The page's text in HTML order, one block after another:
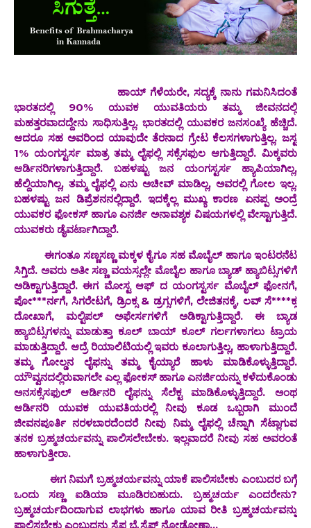
ಹಾಯ್ ಗೆಳೆಯರೇ, ಸದ್ಯಕ್ಕೆ ನಾನು ಗಮನಿಸಿದಂತೆ
ಭಾರತದಲ್ಲಿ 90% ಯುವಕ ಯುವತಿಯರು ತಮ್ಮ ಜೀವನದಲ್ಲಿ
ಮಹತ್ತರವಾದದ್ದೇನು ಸಾಧಿಸುತ್ತಿಲ್ಲ. ಭಾರತದಲ್ಲಿ ಯುವಕರ ಜನಸಂಖ್ಯೆ ಹೆಚ್ಚಿದೆ.
ಆದರೂ ಸಹ ಅವರಿಂದ ಯಾವುದೇ ತೆರನಾದ ಗ್ರೇಟ ಕೆಲಸಗಳಾಗುತ್ತಿಲ್ಲ. ಜಸ್ಟ
1% ಯಂಗಸ್ಟರ್ಸ ಮಾತ್ರ ತಮ್ಮ ಲೈಫಲ್ಲಿ ಸಕ್ಸೆಸಫುಲ ಆಗುತ್ತಿದ್ದಾರೆ. ಮಿಕ್ಕವರು
ಆರ್ಡಿನರಿಗಳಾಗುತ್ತಿದ್ದಾರೆ. ಬಹಳಷ್ಟು ಜನ ಯಂಗಸ್ಟರ್ಸ ಹ್ಯಾಪಿಯಾಗಿಲ್ಲ,
ಹೆಲ್ದಿಯಾಗಿಲ್ಲ, ತಮ್ಮ ಲೈಫಲ್ಲಿ ಏನು‌ ಅಚೀವ್ ಮಾಡಿಲ್ಲ, ಅವರಲ್ಲಿ ಗೋಲ ಇಲ್ಲ.
ಬಹಳಷ್ಟು ಜನ ಡಿಪ್ರೆಶನನಲ್ಲಿದ್ದಾರೆ. ಇದಕ್ಕೆಲ್ಲ ಮುಖ್ಯ ಕಾರಣ ಏನಪ್ಪ ಅಂದ್ರೆ
ಯುವಕರ ಫೋಕಸ್ ಹಾಗೂ ಎನರ್ಜಿ ಅನಾವಶ್ಯಕ ವಿಷಯಗಳಲ್ಲಿ ವೇಸ್ಟಾಗುತ್ತಿದೆ.
ಯುವಕರು ಡೈವರ್ಟಾಗಿದ್ದಾರೆ.
ಈಗಂತೂ ಸಣ್ಣಸಣ್ಣ ಮಕ್ಕಳ ಕೈಗೂ ಸಹ ಮೊಬೈಲ್ ಹಾಗೂ ಇಂಟರನೆಟ
ಸಿಗ್ತಿದೆ. ಅವರು ಅತೀ ಸಣ್ಣ ವಯಸ್ಸಲ್ಲೇ ಮೊಬೈಲ ಹಾಗೂ ಬ್ಯಾಡ್ ಹ್ಯಾಬಿಟ್ಸಗಳಿಗೆ
ಅಡಿಕ್ಟಾಗುತ್ತಿದ್ದಾರೆ. ಈಗ ಮೋಸ್ಟ ಆಫ್ ದ ಯಂಗಸ್ಟರ್ಸ ಮೊಬೈಲ್ ಫೋನಗೆ,
ಪೋ***ರ್ನಗೆ, ಸಿಗರೇಟಗೆ, ಡ್ರಿಂಕ್ಸ & ಡ್ರಗ್ಸಗಳಿಗೆ, ಲೇಜಿತನಕ್ಕೆ, ಲವ್ ಸೆ****ಕ್ಸ
ದೋಖಾಗೆ, ಮಲ್ಟಿಪಲ್ ಅಫೇರ್ಸಗಳಿಗೆ ಅಡಿಕ್ಟಾಗುತ್ತಿದ್ದಾರೆ.‌ ಈ ಬ್ಯಾಡ
ಹ್ಯಾಬಿಟ್ಸಗಳನ್ನು ಮಾಡುತ್ತಾ ಕೂಲ್ ಬಾಯ್ ಕೂಲ್ ಗರ್ಲಗಳಾಗಲು ಟ್ರಾಯ
ಮಾಡುತ್ತಿದ್ದಾರೆ. ಆದ್ರೆ ರಿಯಾಲಿಟಿಯಲ್ಲಿ ಇವರು ಕೂಲಾಗುತ್ತಿಲ್ಲ, ಹಾಳಾಗುತ್ತಿದ್ದಾರೆ.
ತಮ್ಮ ಗೋಲ್ಡನ ಲೈಫನ್ನು ತಮ್ಮ‌ ಕೈಯ್ಯಾರೆ ಹಾಳು ಮಾಡಿಕೊಳ್ಳುತ್ತಿದ್ದಾರೆ.
ಯೌವ್ವನದಲ್ಲಿರುವಾಗಲೇ ಎಲ್ಲ ಫೋಕಸ್ ಹಾಗೂ ಎನರ್ಜಿಯನ್ನು ಕಳೆದುಕೊಂಡು
ಅನಸಕ್ಸೆಸಫುಲ್ ಆರ್ಡಿನರಿ ಲೈಫನ್ನು ಸೆಲೆಕ್ಟ ಮಾಡಿಕೊಳ್ಳುತ್ತಿದ್ದಾರೆ. ಅಂಥ
ಆರ್ಡಿನರಿ ಯುವಕ ಯುವತಿಯರಲ್ಲಿ ನೀವು ಕೂಡ ಒಬ್ಬರಾಗಿ ಮುಂದೆ
ಜೀವನಪೂರ್ತಿ ನರಳಬಾರದೆಂದರೆ ನೀವು ನಿಮ್ಮ ಲೈಫಲ್ಲಿ ಚೆನ್ನಾಗಿ ಸೆಟ್ಲಾಗುವ
ತನಕ ಬ್ರಹ್ಮಚರ್ಯವನ್ನು ಪಾಲಿಸಲೇಬೇಕು‌‌. ಇಲ್ಲವಾದರೆ ನೀವು ಸಹ ಅವರಂತೆ
ಹಾಳಾಗುತ್ತೀರಾ.
ಈಗ ನಿಮಗೆ ಬ್ರಹ್ಮಚರ್ಯವನ್ನು ಯಾಕೆ ಪಾಲಿಸಬೇಕು ಎಂಬುದರ ಬಗ್ಗೆ
ಒಂದು ಸಣ್ಣ ಐಡಿಯಾ ಮೂಡಿರಬಹುದು. ಬ್ರಹ್ಮಚರ್ಯ ಎಂದರೇನು?
ಬ್ರಹ್ಮಚರ್ಯದಿಂದಾಗುವ ಲಾಭಗಳು ಹಾಗೂ ಯಾವ ರೀತಿ ಬ್ರಹ್ಮಚರ್ಯವನ್ನು
ಪಾಲಿಸಬೇಕು ಎಂಬುದನ್ನು ಸ್ಟೆಪ ಬೈ ಸ್ಟೆಪ್ ನೋಡೋಣಾ...